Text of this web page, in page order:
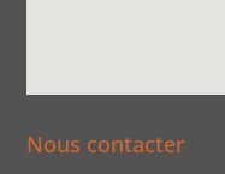
Nous contacter